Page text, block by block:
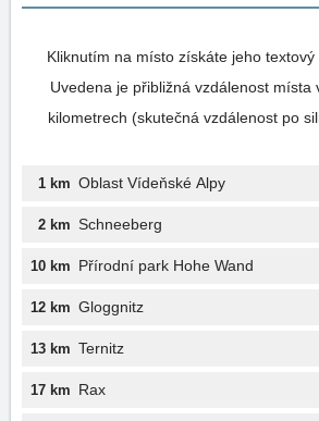
Kliknutím na místo získáte jeho textový
Uvedena je přibližná vzdálenost místa
kilometrech (skutečná vzdálenost po
1 km Oblast Vídeňské Alpy
2 km Schneeberg
10 km Přírodní park Hohe Wand
12 km Gloggnitz
13 km Ternitz
17 km Rax